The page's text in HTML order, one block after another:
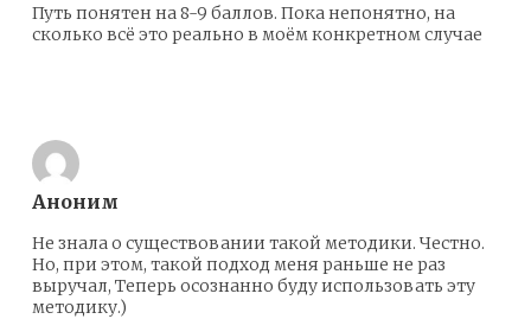
Путь понятен на 8-9 баллов. Пока непонятно, на
сколько всё это реально в моём конкретном случае
Аноним
Не знала о существовании такой методики. Честно.
Но, при этом, такой подход меня раньше не раз
выручал, Теперь осознанно буду использовать эту
методику.)